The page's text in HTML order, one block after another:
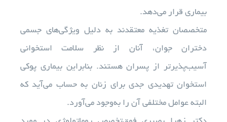
اخبار
بیماری قرار می‌دهد.
متخصصان تغذیه معتقدند به دلیل ویژگی‌های جسمی
دختران جوان، آنان از نظر سلامت استخوانی
آسیب‌پذیرتر از پسران هستند. بنابراین بیماری پوکی
استخوان تهدیدی جدی برای زنان به حساب می‌آید که
البته عوامل مختلفی آن را به‌وجود می‌آورد.